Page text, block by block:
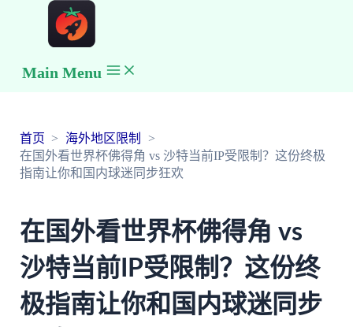
Main Menu
首页
海外地区限制
在国外看世界杯佛得角 vs 沙特当前IP受限制？这份终极
指南让你和国内球迷同步狂欢
在国外看世界杯佛得角 vs
沙特当前IP受限制？这份终
极指南让你和国内球迷同步